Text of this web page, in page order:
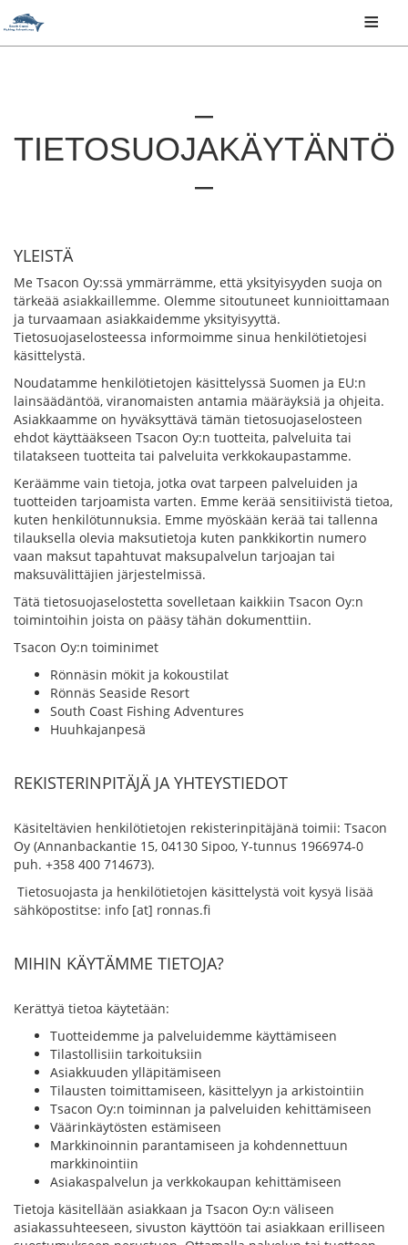
≡
TIETOSUOJAKÄYTÄNTÖ
YLEISTÄ
Me Tsacon Oy:ssä ymmärrämme, että yksityisyyden suoja on
tärkeää asiakkaillemme. Olemme sitoutuneet kunnioittamaan
ja turvaamaan asiakkaidemme yksityisyyttä.
Tietosuojaselosteessa informoimme sinua henkilötietojesi
käsittelystä.
Noudatamme henkilötietojen käsittelyssä Suomen ja EU:n
lainsäädäntöä, viranomaisten antamia määräyksiä ja ohjeita.
Asiakkaamme on hyväksyttävä tämän tietosuojaselosteen
ehdot käyttääkseen Tsacon Oy:n tuotteita, palveluita tai
tilatakseen tuotteita tai palveluita verkkokaupastamme.
Keräämme vain tietoja, jotka ovat tarpeen palveluiden ja
tuotteiden tarjoamista varten. Emme kerää sensitiivistä tietoa,
kuten henkilötunnuksia. Emme myöskään kerää tai tallenna
tilauksella olevia maksutietoja kuten pankkikortin numero
vaan maksut tapahtuvat maksupalvelun tarjoajan tai
maksuvälittäjien järjestelmissä.
Tätä tietosuojaselostetta sovelletaan kaikkiin Tsacon Oy:n
toimintoihin joista on pääsy tähän dokumenttiin.
Tsacon Oy:n toiminimet
Rönnäsin mökit ja kokoustilat
Rönnäs Seaside Resort
South Coast Fishing Adventures
Huuhkajanpesä
REKISTERINPITÄJÄ JA YHTEYSTIEDOT
Käsiteltävien henkilötietojen rekisterinpitäjänä toimii: Tsacon
Oy (Annanbackantie 15, 04130 Sipoo, Y-tunnus 1966974-0
puh. +358 400 714673).
Tietosuojasta ja henkilötietojen käsittelystä voit kysyä lisää
sähköpostitse: info [at] ronnas.fi
MIHIN KÄYTÄMME TIETOJA?
Kerättyä tietoa käytetään:
Tuotteidemme ja palveluidemme käyttämiseen
Tilastollisiin tarkoituksiin
Asiakkuuden ylläpitämiseen
Tilausten toimittamiseen, käsittelyyn ja arkistointiin
Tsacon Oy:n toiminnan ja palveluiden kehittämiseen
Väärinkäytösten estämiseen
Markkinoinnin parantamiseen ja kohdennettuun
markkinointiin
Asiakaspalvelun ja verkkokaupan kehittämiseen
Tietoja käsitellään asiakkaan ja Tsacon Oy:n väliseen
asiakassuhteeseen, sivuston käyttöön tai asiakkaan erilliseen